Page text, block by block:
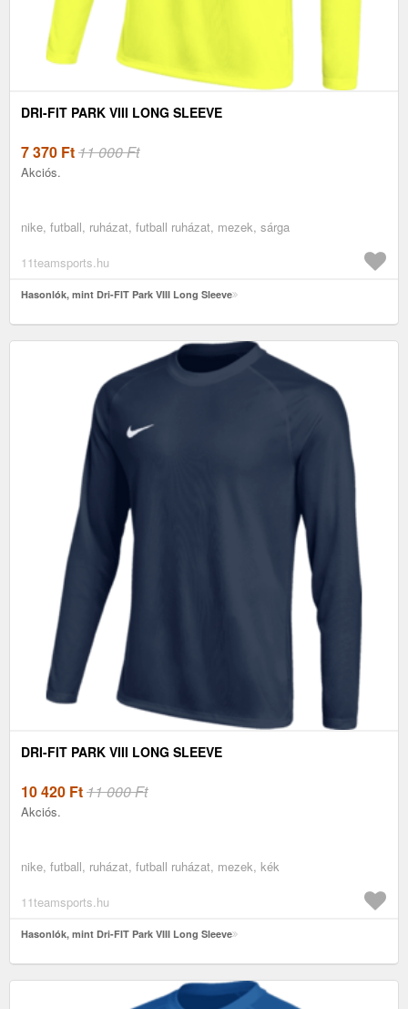
DRI-FIT PARK VIII LONG SLEEVE
7 370 Ft11 000 Ft
Akciós.
nike, futball, ruházat, futball ruházat, mezek, sárga
11teamsports.hu
Hasonlók, mint Dri-FIT Park VIII Long Sleeve
DRI-FIT PARK VIII LONG SLEEVE
10 420 Ft11 000 Ft
Akciós.
nike, futball, ruházat, futball ruházat, mezek, kék
11teamsports.hu
Hasonlók, mint Dri-FIT Park VIII Long Sleeve